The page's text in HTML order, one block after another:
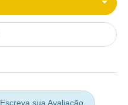
Escreva sua Avaliação.